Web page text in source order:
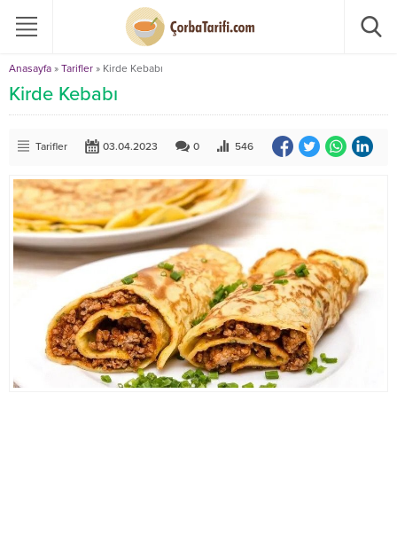
Anasayfa » Tarifler » Kirde Kebabı
Kirde Kebabı
Tarifler 03.04.2023 0 546